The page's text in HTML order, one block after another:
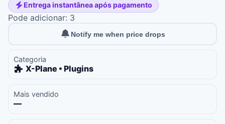
Entrega instantânea após pagamento
Pode adicionar: 3
Notify me when price drops
Categoria
X-Plane • Plugins
Mais vendido
—